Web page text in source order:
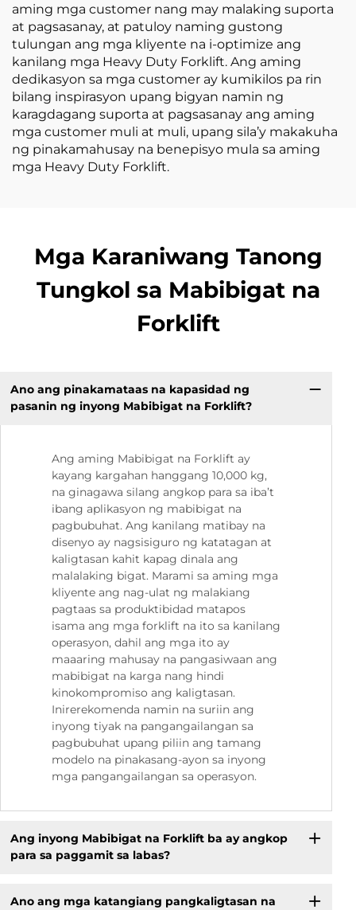
aming mga customer nang may malaking suporta
at pagsasanay, at patuloy naming gustong
tulungan ang mga kliyente na i-optimize ang
kanilang mga Heavy Duty Forklift. Ang aming
dedikasyon sa mga customer ay kumikilos pa rin
bilang inspirasyon upang bigyan namin ng
karagdagang suporta at pagsasanay ang aming
mga customer muli at muli, upang sila’y makakuha
ng pinakamahusay na benepisyo mula sa aming
mga Heavy Duty Forklift.
Mga Karaniwang Tanong
Tungkol sa Mabibigat na
Forklift
Ano ang pinakamataas na kapasidad ng
pasanin ng inyong Mabibigat na Forklift?
Ang aming Mabibigat na Forklift ay
kayang kargahan hanggang 10,000 kg,
na ginagawa silang angkop para sa iba’t
ibang aplikasyon ng mabibigat na
pagbubuhat. Ang kanilang matibay na
disenyo ay nagsisiguro ng katatagan at
kaligtasan kahit kapag dinala ang
malalaking bigat. Marami sa aming mga
kliyente ang nag-ulat ng malakiang
pagtaas sa produktibidad matapos
isama ang mga forklift na ito sa kanilang
operasyon, dahil ang mga ito ay
maaaring mahusay na pangasiwaan ang
mabibigat na karga nang hindi
kinokompromiso ang kaligtasan.
Inirerekomenda namin na suriin ang
inyong tiyak na pangangailangan sa
pagbubuhat upang piliin ang tamang
modelo na pinakasang-ayon sa inyong
mga pangangailangan sa operasyon.
Ang inyong Mabibigat na Forklift ba ay angkop
para sa paggamit sa labas?
Ano ang mga katangiang pangkaligtasan na